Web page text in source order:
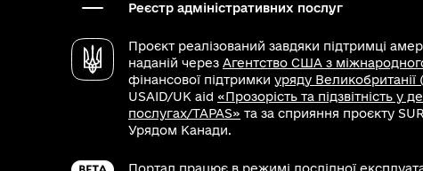
Реєстр адміністративних послуг
Проєкт реалізований завдяки підтримці
наданій через Агентство США з
фінансової підтримки уряду Великобританії
USAID/UK aid «Прозорість та підзвітність у
послугах/TAPAS» та за сприяння проєкту
Урядом Канади.